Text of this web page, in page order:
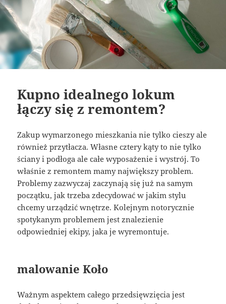
Kupno idealnego lokum
łączy się z remontem?
Zakup wymarzonego mieszkania nie tylko cieszy ale
również przytłacza. Własne cztery kąty to nie tylko
ściany i podłoga ale całe wyposażenie i wystrój. To
właśnie z remontem mamy największy problem.
Problemy zazwyczaj zaczynają się już na samym
początku, jak trzeba zdecydować w jakim stylu
chcemy urządzić wnętrze. Kolejnym notorycznie
spotykanym problemem jest znalezienie
odpowiedniej ekipy, jaka je wyremontuje.
malowanie Koło
Ważnym aspektem całego przedsięwzięcia jest